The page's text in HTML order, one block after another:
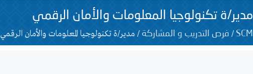
مدير/ة تكنولوجيا المعلومات والأمان الرقمي
SCM
/ فرص التدريب و المشاركة / مدير/ة تكنولوجيا المعلومات والأمان الرقمي